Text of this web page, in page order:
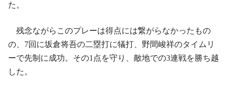
た。
残念ながらこのプレーは得点には繋がらなかったもの
の、7回に坂倉将吾の二塁打に犠打、野間峻祥のタイムリ
ーで先制に成功。その1点を守り、敵地での3連戦を勝ち越
した。